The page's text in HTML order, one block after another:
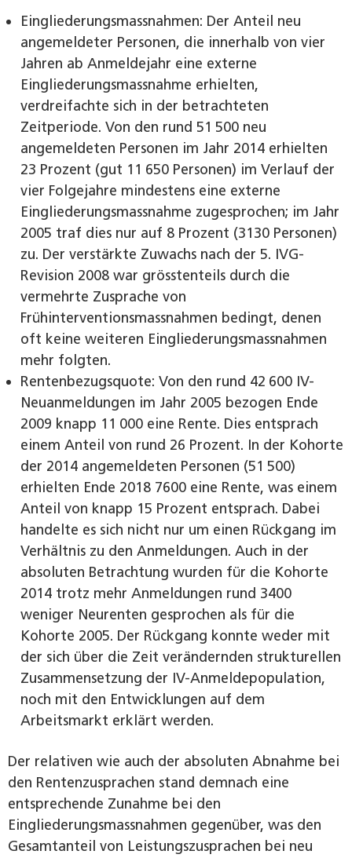
Eingliederungsmassnahmen: Der Anteil neu
angemeldeter Personen, die innerhalb von vier
Jahren ab Anmeldejahr eine externe
Eingliederungsmassnahme erhielten,
verdreifachte sich in der betrachteten
Zeitperiode. Von den rund 51 500 neu
angemeldeten Personen im Jahr 2014 erhielten
23 Prozent (gut 11 650 Personen) im Verlauf der
vier Folgejahre mindestens eine externe
Eingliederungsmassnahme zugesprochen; im Jahr
2005 traf dies nur auf 8 Prozent (3130 Personen)
zu. Der verstärkte Zuwachs nach der 5. IVG-
Revision 2008 war grösstenteils durch die
vermehrte Zusprache von
Frühinterventionsmassnahmen bedingt, denen
oft keine weiteren Eingliederungsmassnahmen
mehr folgten.
Rentenbezugsquote: Von den rund 42 600 IV-
Neuanmeldungen im Jahr 2005 bezogen Ende
2009 knapp 11 000 eine Rente. Dies entsprach
einem Anteil von rund 26 Prozent. In der Kohorte
der 2014 angemeldeten Personen (51 500)
erhielten Ende 2018 7600 eine Rente, was einem
Anteil von knapp 15 Prozent entsprach. Dabei
handelte es sich nicht nur um einen Rückgang im
Verhältnis zu den Anmeldungen. Auch in der
absoluten Betrachtung wurden für die Kohorte
2014 trotz mehr Anmeldungen rund 3400
weniger Neurenten gesprochen als für die
Kohorte 2005. Der Rückgang konnte weder mit
der sich über die Zeit verändernden strukturellen
Zusammensetzung der IV-Anmeldepopulation,
noch mit den Entwicklungen auf dem
Arbeitsmarkt erklärt werden.
Der relativen wie auch der absoluten Abnahme bei
den Rentenzusprachen stand demnach eine
entsprechende Zunahme bei den
Eingliederungsmassnahmen gegenüber, was den
Gesamtanteil von Leistungszusprachen bei neu